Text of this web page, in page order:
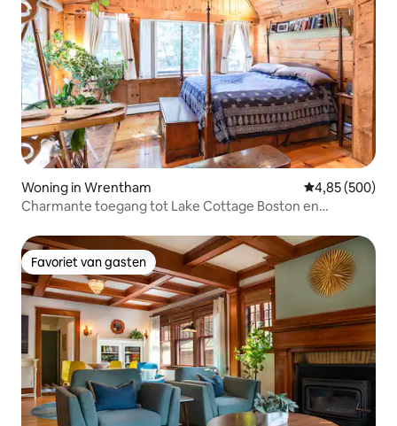
Woning in Wrentham Gemiddelde
4,85 (500)
Charmante toegang tot Lake Cottage Boston en
Favoriet van gasten
Favoriet van gasten